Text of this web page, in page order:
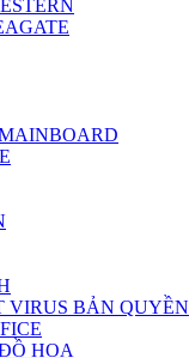
VIRUS BẢN QUYỀN
HỌA